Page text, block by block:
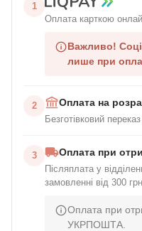
1
Оплата карткою
Важливо!
лише при
2 Оплата на
Безготівковий
3 Оплата при
Післяплата у
замовленні від 300 грн.
Оплата при
УКРПОШТА.